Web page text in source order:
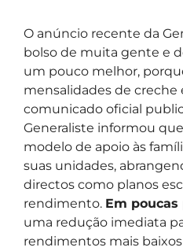
O anúncio recente da
bolso de muita gente e
um pouco melhor,
mensalidades de creche
comunicado oficial
Generaliste informou
modelo de apoio às
suas unidades,
directos como planos
rendimento. Em poucas
uma redução imediata
rendimentos mais